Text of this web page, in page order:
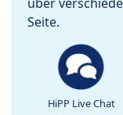
Seite.
HiPP Live Chat